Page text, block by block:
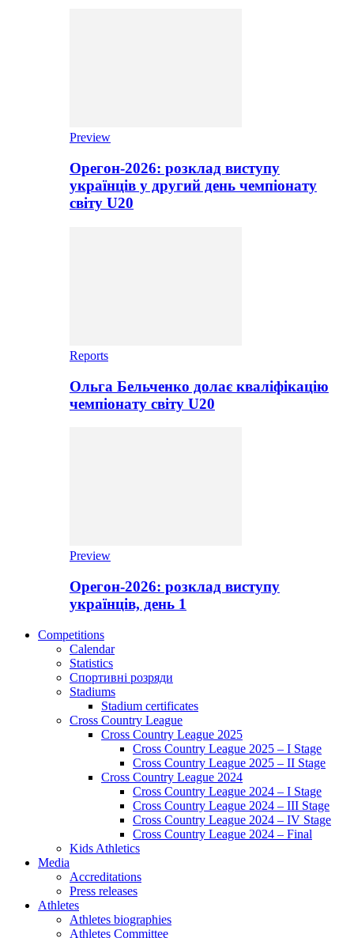
Preview
Орегон-2026: розклад виступу
українців у другий день чемпіонату
світу U20
Reports
Ольга Бельченко долає кваліфікацію
чемпіонату світу U20
Preview
Орегон-2026: розклад виступу
українців, день 1
Competitions
Calendar
Statistics
Спортивні розряди
Stadiums
Stadium certificates
Cross Country League
Cross Country League 2025
Cross Country League 2025 – I Stage
Cross Country League 2025 – II Stage
Cross Country League 2024
Cross Country League 2024 – I Stage
Cross Country League 2024 – III Stage
Cross Country League 2024 – IV Stage
Cross Country League 2024 – Final
Kids Athletics
Media
Accreditations
Press releases
Athletes
Athletes biographies
Athletes Committee